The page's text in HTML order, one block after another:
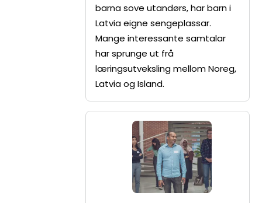
barna sove utandørs, har barn i
Latvia eigne sengeplassar.
Mange interessante samtalar
har sprunge ut frå
læringsutveksling mellom Noreg,
Latvia og Island.